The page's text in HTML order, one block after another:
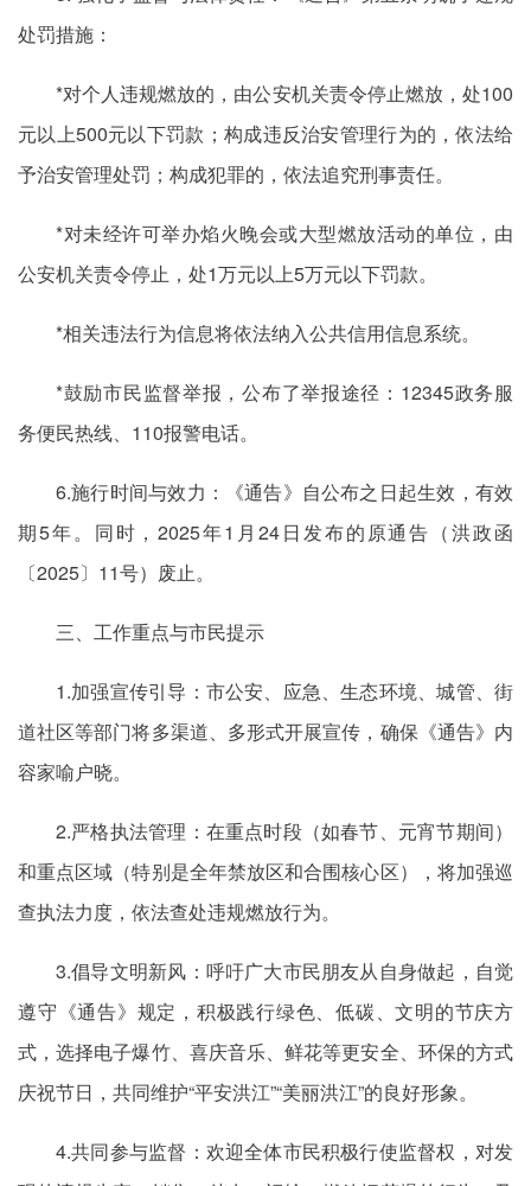
处罚措施：
*对个人违规燃放的，由公安机关责令停止燃放，处100
元以上500元以下罚款；构成违反治安管理行为的，依法给
予治安管理处罚；构成犯罪的，依法追究刑事责任。
*对未经许可举办焰火晚会或大型燃放活动的单位，由
公安机关责令停止，处1万元以上5万元以下罚款。
*相关违法行为信息将依法纳入公共信用信息系统。
*鼓励市民监督举报，公布了举报途径：12345政务服
务便民热线、110报警电话。
6.施行时间与效力：《通告》自公布之日起生效，有效
期5年。同时，2025年1月24日发布的原通告（洪政函
〔2025〕11号）废止。
三、工作重点与市民提示
1.加强宣传引导：市公安、应急、生态环境、城管、街
道社区等部门将多渠道、多形式开展宣传，确保《通告》内
容家喻户晓。
2.严格执法管理：在重点时段（如春节、元宵节期间）
和重点区域（特别是全年禁放区和合围核心区），将加强巡
查执法力度，依法查处违规燃放行为。
3.倡导文明新风：呼吁广大市民朋友从自身做起，自觉
遵守《通告》规定，积极践行绿色、低碳、文明的节庆方
式，选择电子爆竹、喜庆音乐、鲜花等更安全、环保的方式
庆祝节日，共同维护“平安洪江”“美丽洪江”的良好形象。
4.共同参与监督：欢迎全体市民积极行使监督权，对发